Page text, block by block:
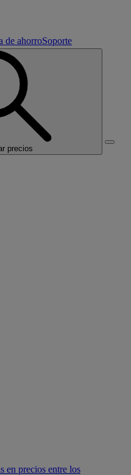
de ahorroSoporte
precios
en precios entre los